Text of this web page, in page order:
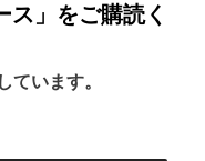
ス」をご購読く
ています。